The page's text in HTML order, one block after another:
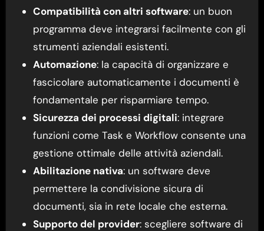
Compatibilità con altri software: un buon
programma deve integrarsi facilmente con gli
strumenti aziendali esistenti.
Automazione: la capacità di organizzare e
fascicolare automaticamente i documenti è
fondamentale per risparmiare tempo.
Sicurezza dei processi digitali: integrare
funzioni come Task e Workflow consente una
gestione ottimale delle attività aziendali.
Abilitazione nativa: un software deve
permettere la condivisione sicura di
documenti, sia in rete locale che esterna.
Supporto del provider: scegliere software di